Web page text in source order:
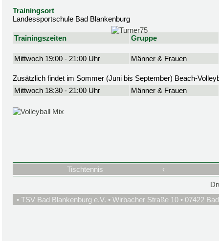
Trainingsort
Landessportschule Bad Blankenburg
Trainingszeiten Gruppe
Mittwoch 19:00 - 21:00 Uhr Männer & Frauen
Zusätzlich findet im Sommer (Juni bis September) Beach-
Mittwoch 18:30 - 21:00 Uhr
Männer & Frauen
Tischtennis
‹
• TSV Bad Blankenburg e.V. • Wirbacher Straße 10 • 07422